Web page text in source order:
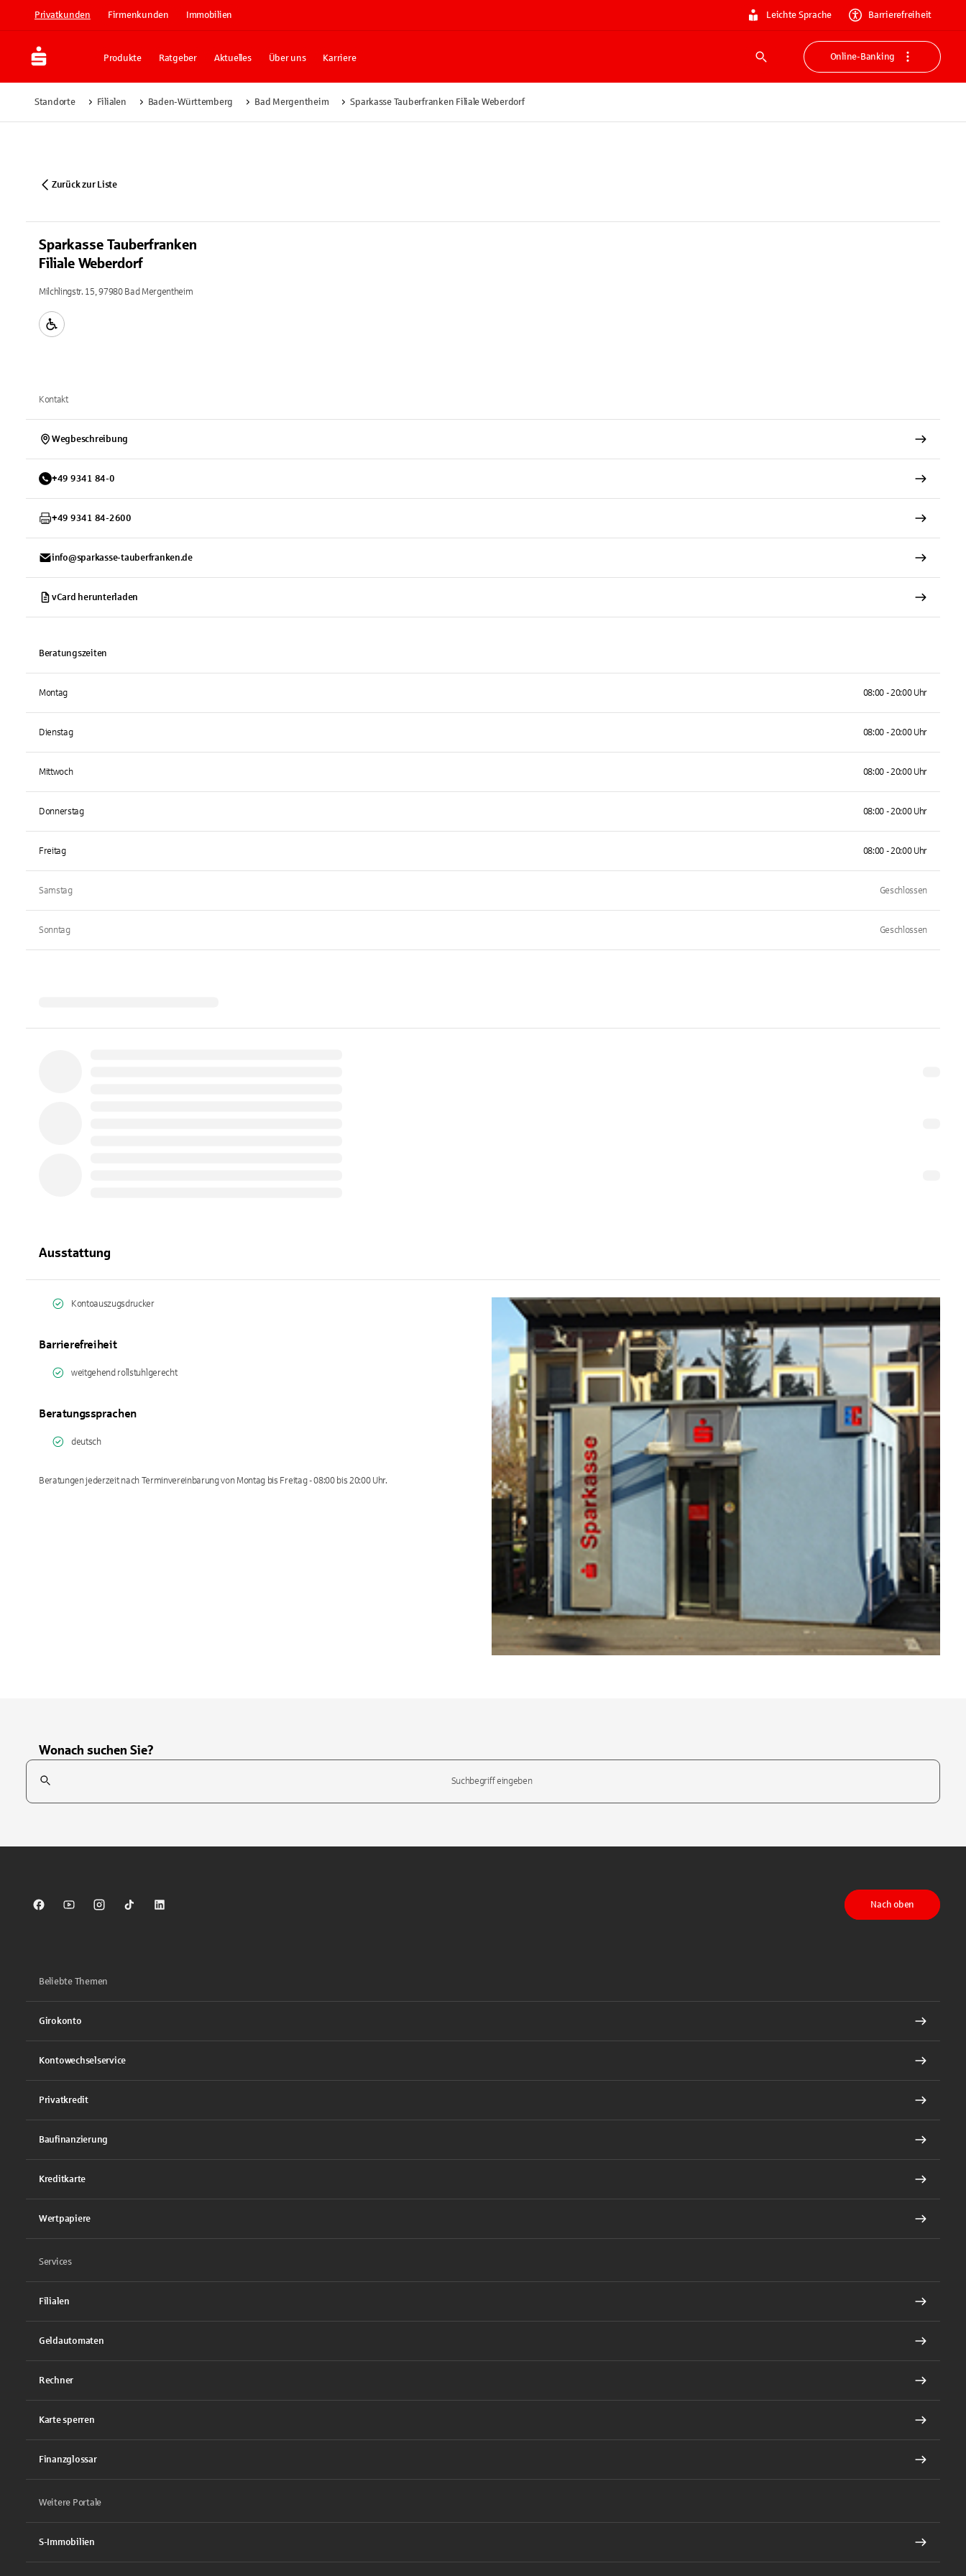
Privatkunden Firmenkunden Immobilien Leichte Sprache Barrierefreiheit
Produkte Ratgeber Aktuelles Über uns Karriere
Suche
Online-Banking
Standorte Filialen Baden-Württemberg Bad Mergentheim Sparkasse Tauberfranken Filiale Weberdorf
Zurück zur Liste
Sparkasse Tauberfranken
Filiale Weberdorf
Milchlingstr. 15, 97980 Bad Mergentheim
Kontakt
Wegbeschreibung
+49 9341 84-0
+49 9341 84-2600
info@sparkasse-tauberfranken.de
vCard herunterladen
Beratungszeiten
Montag 08:00 - 20:00 Uhr
Dienstag 08:00 - 20:00 Uhr
Mittwoch 08:00 - 20:00 Uhr
Donnerstag 08:00 - 20:00 Uhr
Freitag 08:00 - 20:00 Uhr
Samstag Geschlossen
Sonntag Geschlossen
Ausstattung
Kontoauszugsdrucker
Barrierefreiheit
weitgehend rollstuhlgerecht
Beratungssprachen
deutsch
Beratungen jederzeit nach Terminvereinbarung von Montag bis Freitag - 08:00 bis 20:00 Uhr.
Wonach suchen Sie?
Suchfeld
Sparkasse auf Facebook
Sparkasse auf Youtube
Sparkasse auf Instagram
Sparkasse auf TikTok
Sparkasse auf LinkedIn
Nach oben
Beliebte Themen
Girokonto
Kontowechselservice
Privatkredit
Baufinanzierung
Kreditkarte
Wertpapiere
Services
Filialen
Geldautomaten
Rechner
Karte sperren
Finanzglossar
Weitere Portale
S-Immobilien